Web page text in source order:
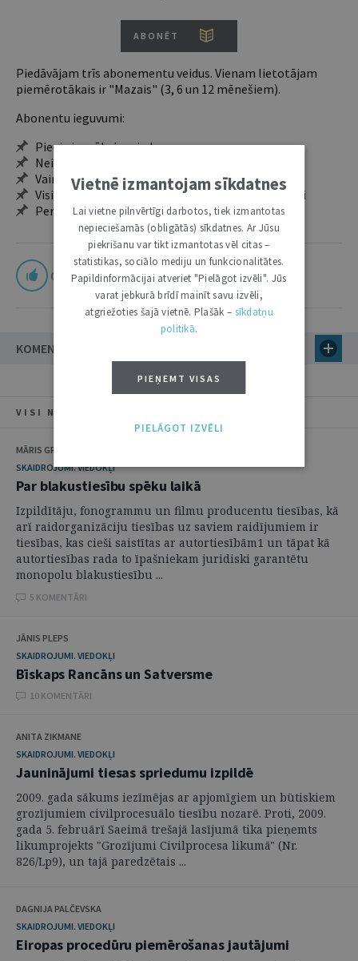
ABONĒT
Piedāvājam trīs abonementu veidus. Vienam lietotājam
piemērotākais ir "Mazais" (3, 6 un 12 mēnešiem).
Abonentu ieguvumi:
Pieeja jaunākajam izdevumam
Neierobežota pieeja arhīvam – 24 h/7 d.
Vairāk nekā 18 000 rakstu un 2000 autoru
Visi tematiskie numuri un ikgadējie grāmatžurnāli
Personalizētās iespējas – piezīmes, citāti, mapes
0
KOMENTĀRI
VISI NUMURA RAKSTI
MĀRIS GRUDULIS
SKAIDROJUMI. VIEDOKĻI
Par blakustiesību spēku laikā
Izpildītāju, fonogrammu un filmu producentu tiesības, kā
arī raidorganizāciju tiesības uz saviem raidījumiem ir
tiesības, kas cieši saistītas ar autortiesībām1 un tāpat kā
autortiesības rada to īpašniekam juridiski garantētu
monopolu blakustiesību ...
5 KOMENTĀRI
JĀNIS PLEPS
SKAIDROJUMI. VIEDOKĻI
Bīskaps Rancāns un Satversme
10 KOMENTĀRI
ANITA ZIKMANE
SKAIDROJUMI. VIEDOKĻI
Jauninājumi tiesas spriedumu izpildē
2009. gada sākums iezīmējas ar apjomīgiem un būtiskiem
grozījumiem civilprocesuālo tiesību nozarē. Proti, 2009.
gada 5. februārī Saeimā trešajā lasījumā tika pieņemts
likumprojekts "Grozījumi Civilprocesa likumā" (Nr.
826/Lp9), un tajā paredzētais ...
DAGNIJA PALČEVSKA
SKAIDROJUMI. VIEDOKĻI
Eiropas procedūru piemērošanas jautājumi
Vietnē izmantojam sīkdatnes
Lai vietne pilnvērtīgi darbotos, tiek izmantotas
nepieciešamās (obligātās) sīkdatnes. Ar Jūsu
piekrišanu var tikt izmantotas vēl citas –
statistikas, sociālo mediju un funkcionalitātes.
Papildinformācijai atveriet "Pielāgot izvēli". Jūs
varat jebkurā brīdī mainīt savu izvēli,
atgriežoties šajā vietnē. Plašāk – sīkdatņu
politikā.
PIEŅEMT VISAS
PIELĀGOT IZVĒLI